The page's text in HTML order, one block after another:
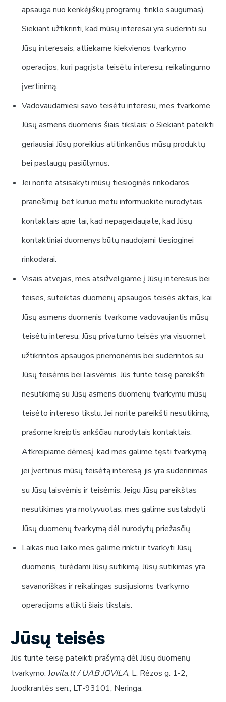
apsauga nuo kenkėjiškų programų, tinklo saugumas).
Siekiant užtikrinti, kad mūsų interesai yra suderinti su
Jūsų interesais, atliekame kiekvienos tvarkymo
operacijos, kuri pagrįsta teisėtu interesu, reikalingumo
įvertinimą.
Vadovaudamiesi savo teisėtu interesu, mes tvarkome
Jūsų asmens duomenis šiais tikslais: o Siekiant pateikti
geriausiai Jūsų poreikius atitinkančius mūsų produktų
bei paslaugų pasiūlymus.
Jei norite atsisakyti mūsų tiesioginės rinkodaros
pranešimų, bet kuriuo metu informuokite nurodytais
kontaktais apie tai, kad nepageidaujate, kad Jūsų
kontaktiniai duomenys būtų naudojami tiesioginei
rinkodarai.
Visais atvejais, mes atsižvelgiame į Jūsų interesus bei
teises, suteiktas duomenų apsaugos teisės aktais, kai
Jūsų asmens duomenis tvarkome vadovaujantis mūsų
teisėtu interesu. Jūsų privatumo teisės yra visuomet
užtikrintos apsaugos priemonėmis bei suderintos su
Jūsų teisėmis bei laisvėmis. Jūs turite teisę pareikšti
nesutikimą su Jūsų asmens duomenų tvarkymu mūsų
teisėto intereso tikslu. Jei norite pareikšti nesutikimą,
prašome kreiptis ankščiau nurodytais kontaktais.
Atkreipiame dėmesį, kad mes galime tęsti tvarkymą,
jei įvertinus mūsų teisėtą interesą, jis yra suderinimas
su Jūsų laisvėmis ir teisėmis. Jeigu Jūsų pareikštas
nesutikimas yra motyvuotas, mes galime sustabdyti
Jūsų duomenų tvarkymą dėl nurodytų priežasčių.
Laikas nuo laiko mes galime rinkti ir tvarkyti Jūsų
duomenis, turėdami Jūsų sutikimą. Jūsų sutikimas yra
savanoriškas ir reikalingas susijusioms tvarkymo
operacijoms atlikti šiais tikslais.
Jūsų teisės
Jūs turite teisę pateikti prašymą dėl Jūsų duomenų
tvarkymo: Jovila.lt/ UAB JOVILA, L. Rėzos g. 1-2,
Juodkrantės sen., LT-93101, Neringa.